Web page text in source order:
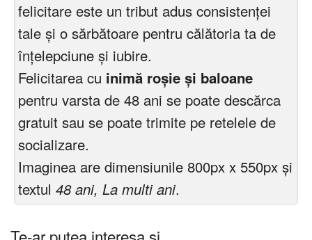
felicitare este un tribut adus consistenței
tale și o sărbătoare pentru călătoria ta de
înțelepciune și iubire.
Felicitarea cu inimă roșie și baloane
pentru varsta de 48 ani se poate descărca
gratuit sau se poate trimite pe retelele de
socializare.
Imaginea are dimensiunile 800px x 550px și
textul 48 ani, La multi ani.